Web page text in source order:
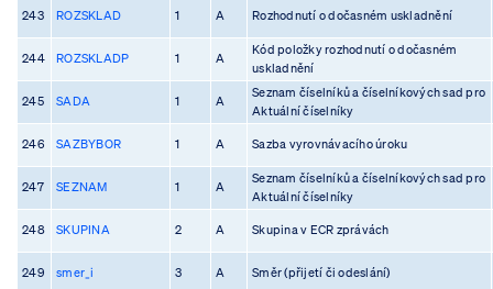
243 ROZSKLAD 1 A Rozhodnutí o dočasném uskladnění
244 ROZSKLADP 1 A
Kód položky rozhodnutí o dočasném
uskladnění
245 SADA 1 A
Seznam číselníků a číselníkových sad pro
Aktuální číselníky
246 SAZBYBOR 1 A Sazba vyrovnávacího úroku
247 SEZNAM 1 A
Seznam číselníků a číselníkových sad pro
Aktuální číselníky
248 SKUPINA 2 A Skupina v ECR zprávách
249 smer_i 3 A Směr (přijetí či odeslání)